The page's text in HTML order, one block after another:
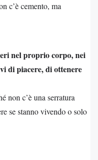
c’è cemento, ma
nel proprio corpo, nei
di piacere, di ottenere
non c’è una serratura
se stanno vivendo o solo